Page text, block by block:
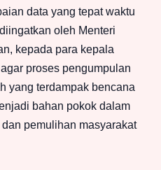
data yang tepat waktu
oleh Menteri
kepada para kepala
proses pengumpulan
yang terdampak bencana
bahan pokok dalam
pemulihan masyarakat